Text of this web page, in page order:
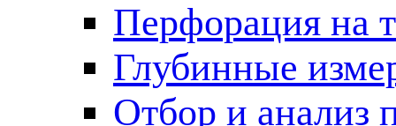
Перфорация на
Глубинные
Отбор и анализ